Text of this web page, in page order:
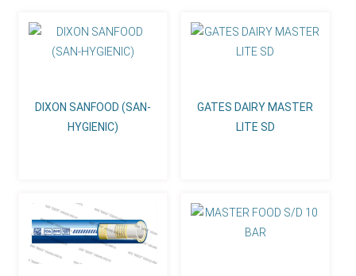
DIXON SANFOOD (SAN-
HYGIENIC)
GATES DAIRY MASTER
LITE SD